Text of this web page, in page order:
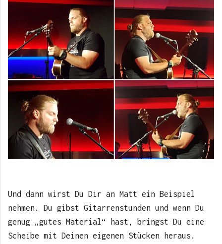
Und dann wirst Du Dir an Matt ein Beispiel
nehmen. Du gibst Gitarrenstunden und wenn Du
genug „gutes Material“ hast, bringst Du eine
Scheibe mit Deinen eigenen Stücken heraus.